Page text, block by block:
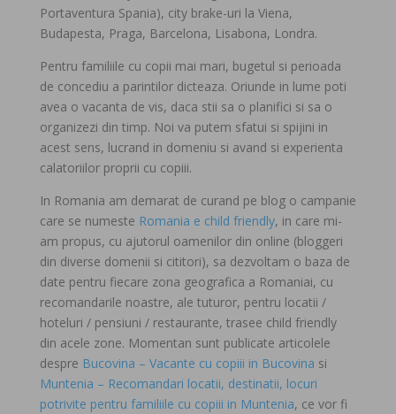
Portaventura Spania), city brake-uri la Viena,
Budapesta, Praga, Barcelona, Lisabona, Londra.
Pentru familiile cu copii mai mari, bugetul si perioada
de concediu a parintilor dicteaza. Oriunde in lume poti
avea o vacanta de vis, daca stii sa o planifici si sa o
organizezi din timp. Noi va putem sfatui si spijini in
acest sens, lucrand in domeniu si avand si experienta
calatoriilor proprii cu copiii.
In Romania am demarat de curand pe blog o campanie
care se numeste Romania e child friendly, in care mi-
am propus, cu ajutorul oamenilor din online (bloggeri
din diverse domenii si cititori), sa dezvoltam o baza de
date pentru fiecare zona geografica a Romaniai, cu
recomandarile noastre, ale tuturor, pentru locatii /
hoteluri / pensiuni / restaurante, trasee child friendly
din acele zone. Momentan sunt publicate articolele
despre Bucovina – Vacante cu copiii in Bucovina si
Muntenia – Recomandari locatii, destinatii, locuri
potrivite pentru familiile cu copiii in Muntenia, ce vor fi